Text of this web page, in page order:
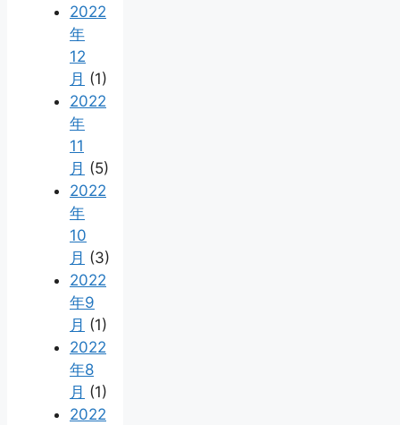
2022
年
12
月 (1)
2022
年
11
月 (5)
2022
年
10
月 (3)
2022
年9
月 (1)
2022
年8
月 (1)
2022